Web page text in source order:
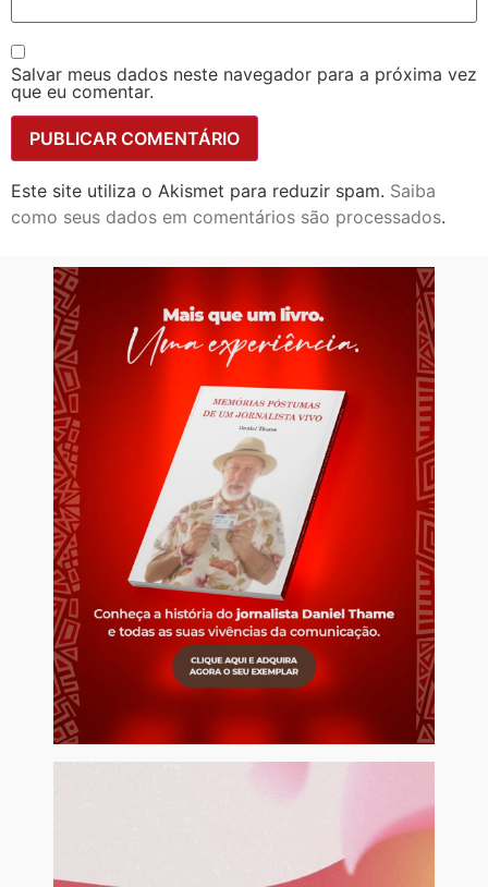
Salvar meus dados neste navegador para a próxima vez
que eu comentar.
Este site utiliza o Akismet para reduzir spam. Saiba
como seus dados em comentários são processados.